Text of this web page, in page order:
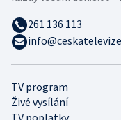
TV program
Živé vysílání
TV poplatky
261 136 113